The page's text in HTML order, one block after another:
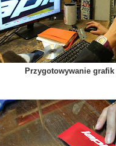
Przygotowywanie grafik